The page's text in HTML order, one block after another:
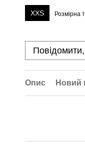
XXS Розмірна
Опис Новий